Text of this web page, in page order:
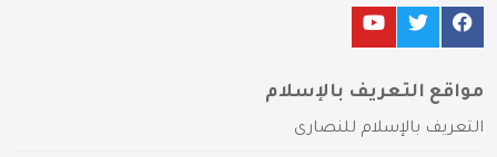
مواقع التعريف بالإسلام
التعريف بالإسلام للنصارى